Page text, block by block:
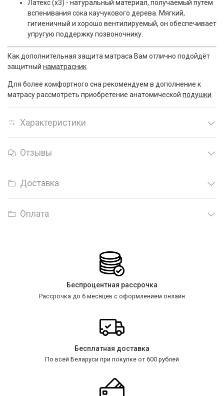
Латекс (x3) - натуральный материал, получаемый путем
вспенивания сока каучукового дерева. Мягкий,
гигиеничный и хорошо вентилируемый, он обеспечивает
упругую поддержку позвоночнику.
Как дополнительная защита матраса Вам отлично подойдёт
защитный наматрасник
Для более комфортного сна рекомендуем в дополнение к
матрасу рассмотреть приобретение анатомической подушки
Характеристики
Отзывы
Доставка
Оплата
Беспроцентная рассрочка
Рассрочка до 6 месяцев с оформлением онлайн
Бесплатная доставка
По всей Беларуси при покупке от 600 рублей